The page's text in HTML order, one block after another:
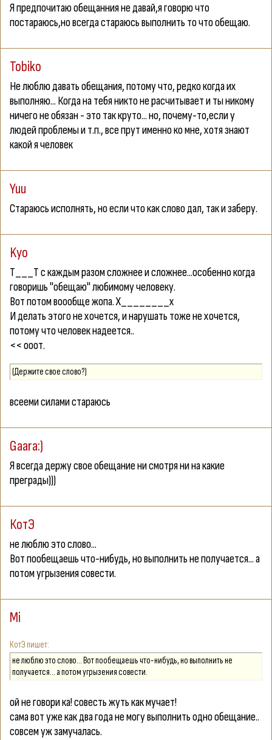
Я предпочитаю обещанния не давай,я говорю что
постараюсь,но всегда стараюсь выполнить то что обещаю.
Tobiko
Не люблю давать обещания, потому что, редко когда их
выполняю... Когда на тебя никто не расчитывает и ты никому
ничего не обязан - это так круто... но, почему-то,если у
людей проблемы и т.п., все прут именно ко мне, хотя знают
какой я человек
Yuu
Стараюсь исполнять, но если что как слово дал, так и заберу.
Kyo
Т___Т с каждым разом сложнее и сложнее...особенно когда
говоришь "обещаю" любимому человеку.
Вот потом воообще жопа. Х________х
И делать этого не хочется, и нарушать тоже не хочется,
потому что человек надеется..
<< ооот.
(Держите свое слово?)
всееми силами стараюсь
Gaara:)
Я всегда держу свое обещание ни смотря ни на какие
преграды)))
КотЭ
не люблю это слово...
Вот пообещаешь что-нибудь, но выполнить не получается... а
потом угрызения совести.
Mi
КотЭ
не люблю это слово... Вот пообещаешь что-нибудь, но выполнить не
получается... а потом угрызения совести.
ой не говори ка! совесть жуть как мучает!
сама вот уже как два года не могу выполнить одно обещание..
совсем уж замучалась.